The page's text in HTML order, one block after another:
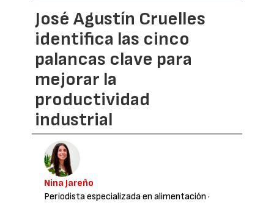
José Agustín Cruelles
identifica las cinco
palancas clave para
mejorar la
productividad
industrial
Nina Jareño
Periodista especializada en alimentación ·